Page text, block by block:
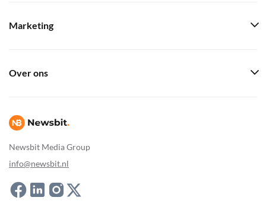
Newsbit Media Group
info@newsbit.nl
Marketing
Over ons